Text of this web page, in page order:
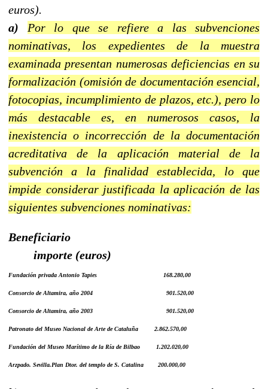
euros).
a)
Por lo que se refiere a las subvenciones
nominativas, los expedientes de la muestra
examinada presentan numerosas deficiencias en su
formalización (omisión de documentación esencial,
fotocopias, incumplimiento de plazos, etc.), pero lo
más destacable es, en numerosos casos, la
inexistencia o incorrección de la documentación
acreditativa de la aplicación material de la
subvención a la finalidad establecida, lo que
impide considerar justificada la aplicación de las
siguientes subvenciones nominativas:
Beneficiario
importe (euros)
Fundación privada Antonio Tapies 168.280,00
Consorcio de Altamira, año 2004 901.520,00
Consorcio de Altamira, año 2003 901.520,00
Patronato del Museo Nacional de Arte de Cataluña 2.862.570,00
Fundación del Museo Marítimo de la Ría de Bilbao 1.202.020,00
Arzpado. Sevilla.Plan Dtor. del templo de S. Catalina 200.000,00